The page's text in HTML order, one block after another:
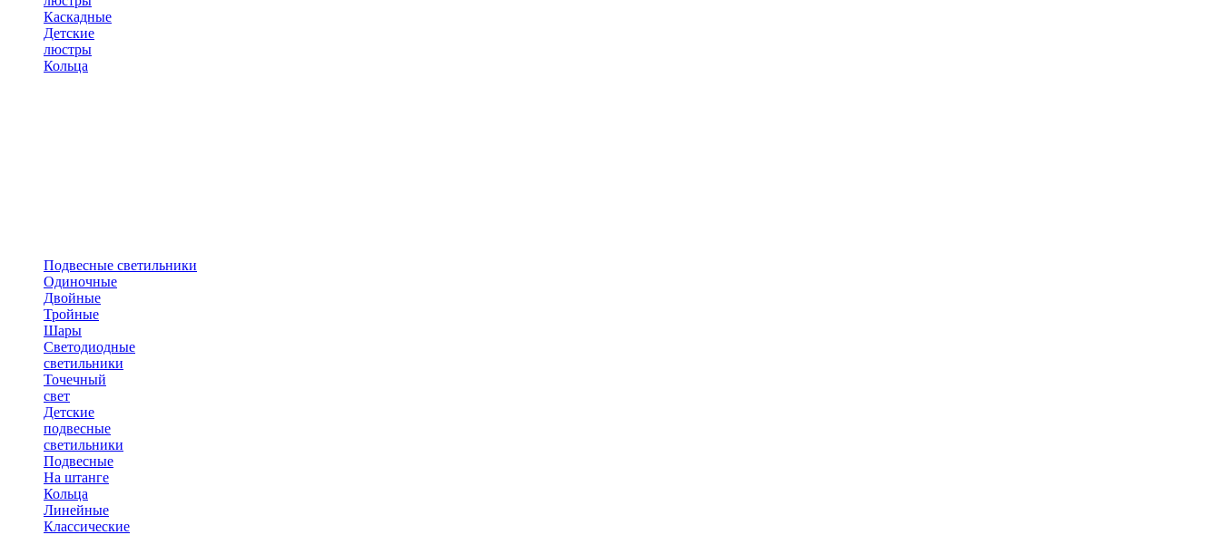
Каскадные
Детские
люстры
Кольца
Подвесные светильники
Одиночные
Двойные
Тройные
Шары
Светодиодные
светильники
Точечный
свет
Детские
подвесные
светильники
Подвесные
На штанге
Кольца
Линейные
Классические